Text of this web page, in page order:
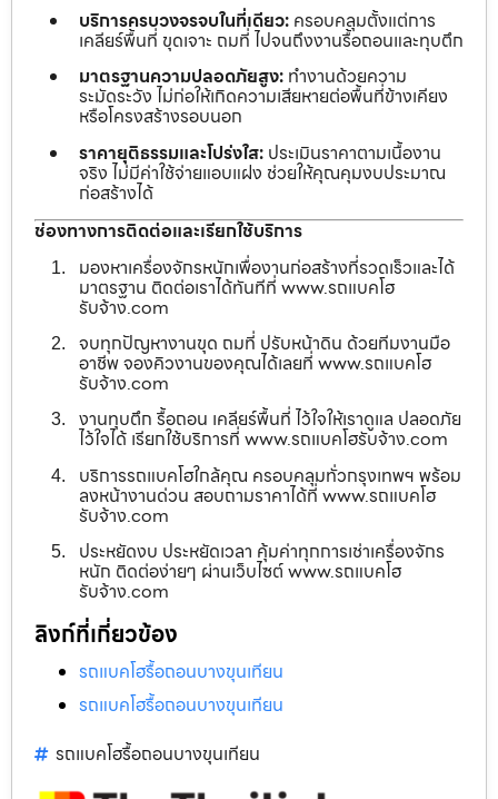
บริการครบวงจรจบในที่เดียว: ครอบคลุมตั้งแต่การ
เคลียร์พื้นที่ ขุดเจาะ ถมที่ ไปจนถึงงานรื้อถอนและทุบตึก
มาตรฐานความปลอดภัยสูง: ทำงานด้วยความ
ระมัดระวัง ไม่ก่อให้เกิดความเสียหายต่อพื้นที่ข้างเคียง
หรือโครงสร้างรอบนอก
ราคายุติธรรมและโปร่งใส: ประเมินราคาตามเนื้องาน
จริง ไม่มีค่าใช้จ่ายแอบแฝง ช่วยให้คุณคุมงบประมาณ
ก่อสร้างได้
ช่องทางการติดต่อและเรียกใช้บริการ
มองหาเครื่องจักรหนักเพื่องานก่อสร้างที่รวดเร็วและได้
มาตรฐาน ติดต่อเราได้ทันทีที่ www.รถแบคโฮ
รับจ้าง.com
จบทุกปัญหางานขุด ถมที่ ปรับหน้าดิน ด้วยทีมงานมือ
อาชีพ จองคิวงานของคุณได้เลยที่ www.รถแบคโฮ
รับจ้าง.com
งานทุบตึก รื้อถอน เคลียร์พื้นที่ ไว้ใจให้เราดูแล ปลอดภัย
ไว้ใจได้ เรียกใช้บริการที่ www.รถแบคโฮรับจ้าง.com
บริการรถแบคโฮใกล้คุณ ครอบคลุมทั่วกรุงเทพฯ พร้อม
ลงหน้างานด่วน สอบถามราคาได้ที่ www.รถแบคโฮ
รับจ้าง.com
ประหยัดงบ ประหยัดเวลา คุ้มค่าทุกการเช่าเครื่องจักร
หนัก ติดต่อง่ายๆ ผ่านเว็บไซต์ www.รถแบคโฮ
รับจ้าง.com
ลิงก์ที่เกี่ยวข้อง
รถแบคโฮรื้อถอนบางขุนเทียน
รถแบคโฮรื้อถอนบางขุนเทียน
รถแบคโฮรื้อถอนบางขุนเทียน